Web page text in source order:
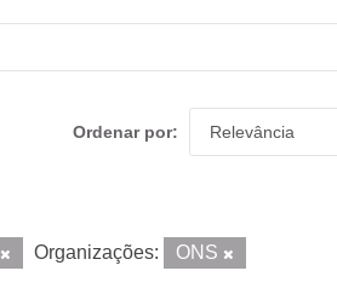
Ordenar por
Organizações: ONS